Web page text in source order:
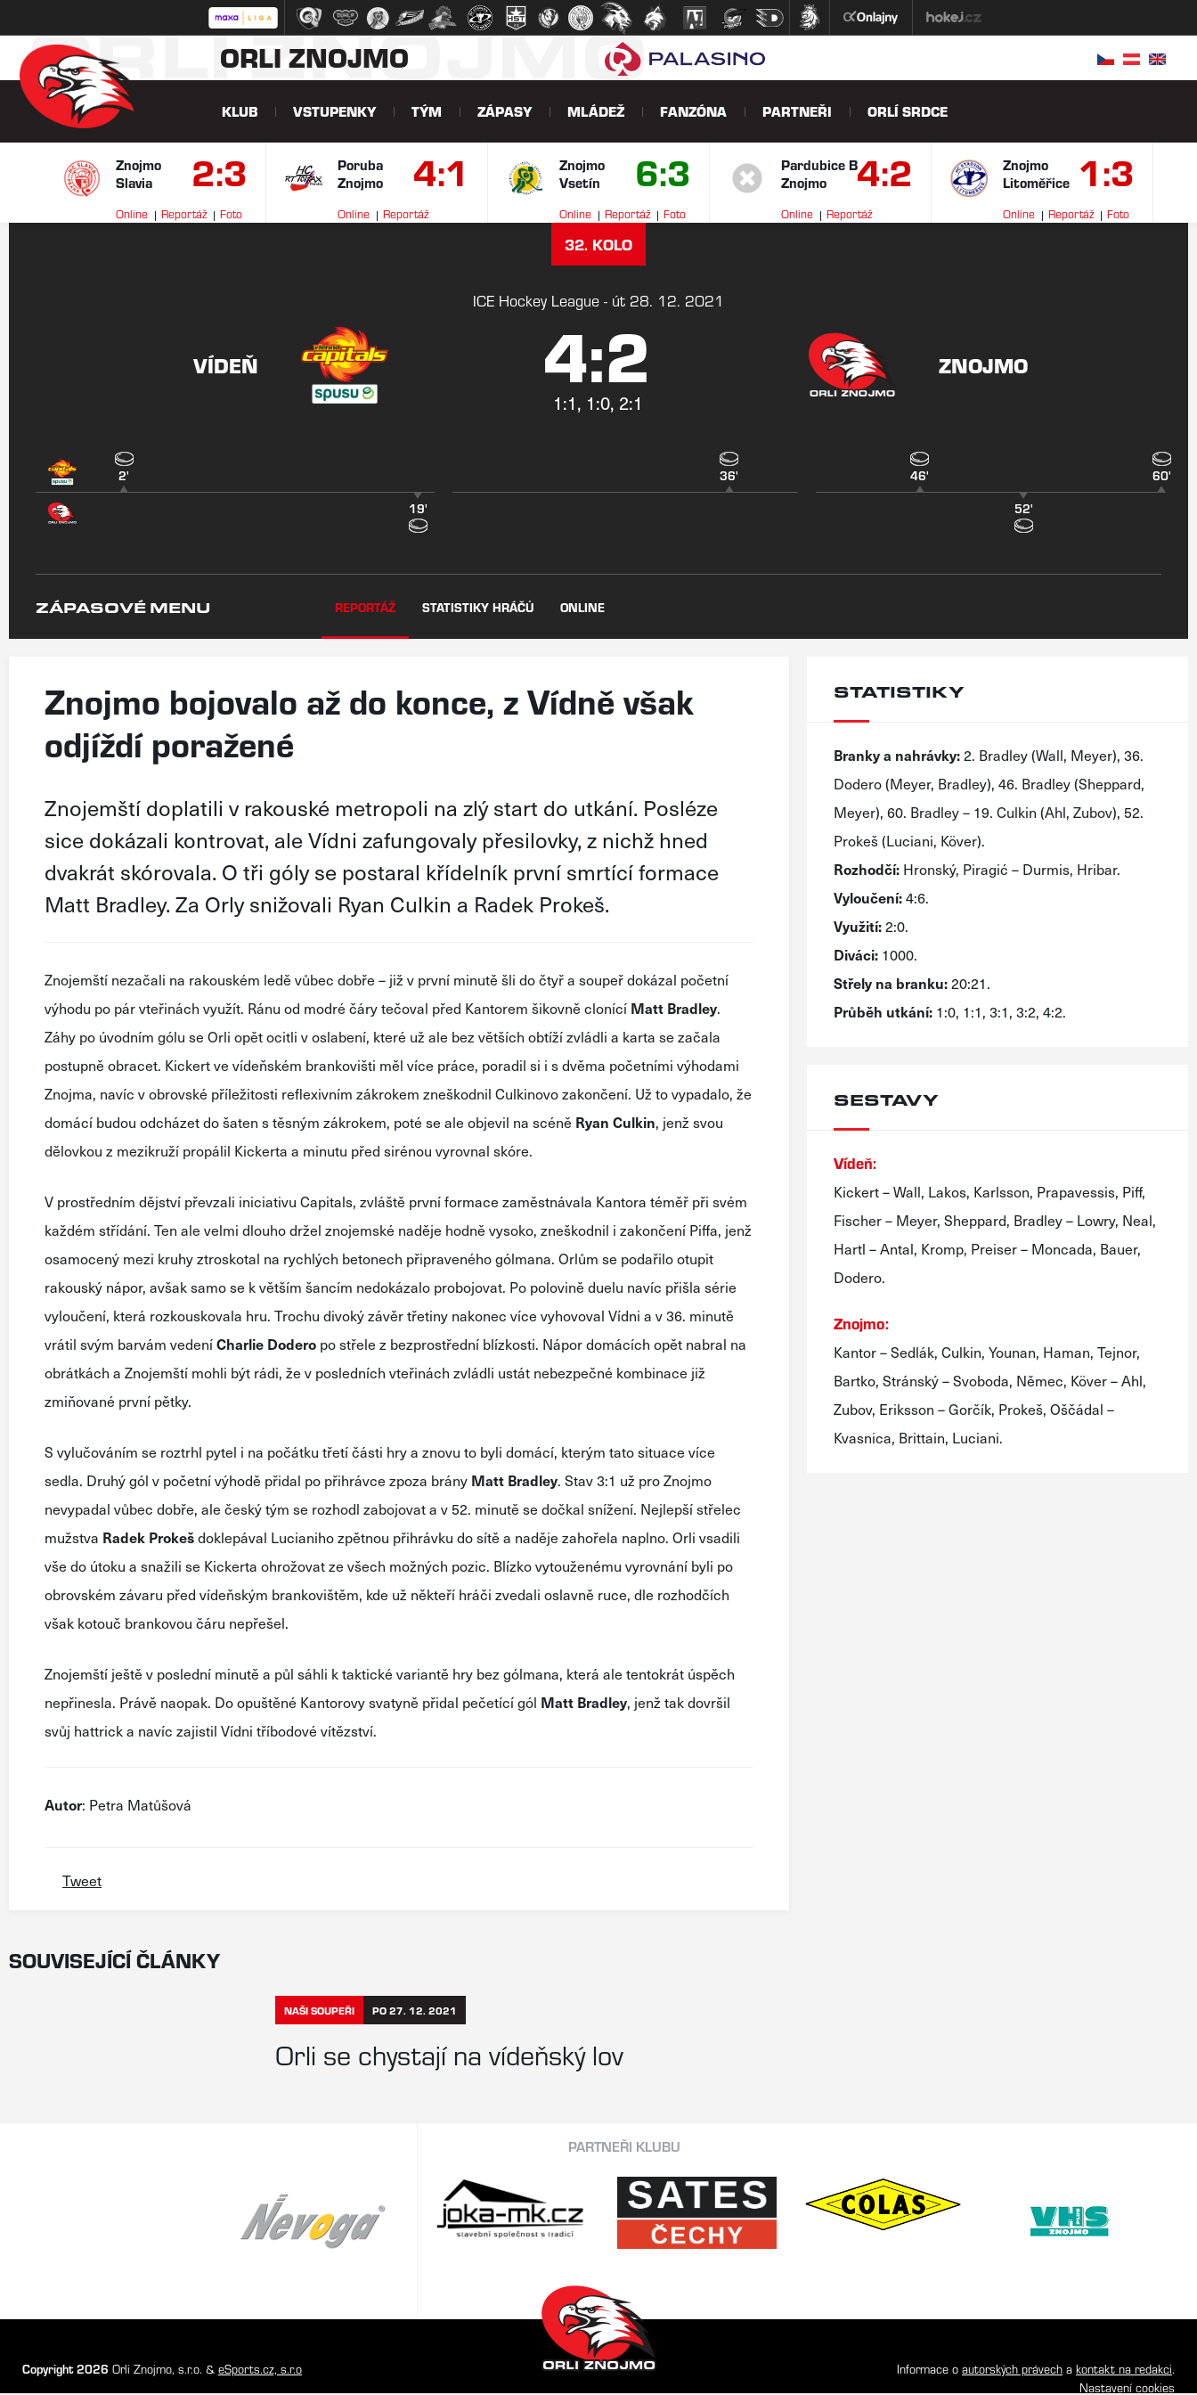
ORLI ZNOJMO
ORLI ZNOJMO
KLUB VSTUPENKY TÝM ZÁPASY MLÁDEŽ FANZÓNA PARTNEŘI ORLÍ SRDCE
Znojmo
Slavia
2:3
Online Reportáž Foto
Poruba
Znojmo
4:1
Online Reportáž
Znojmo
Vsetín
6:3
Online Reportáž Foto
Pardubice B
Znojmo
4:2
Online
Reportáž
Znojmo
Litoměřice 1:3
Online Reportáž Foto
32. KOLO
ICE Hockey League - út 28. 12. 2021
VÍDEŇ 4:2
1:1, 1:0, 2:1
ZNOJMO
2' 36' 46'
60'
19'
52'
ZÁPASOVÉ MENU REPORTÁŽ STATISTIKY HRÁČŮ ONLINE
Znojmo bojovalo až do konce, z Vídně však
odjíždí poražené
Znojemští doplatili v rakouské metropoli na zlý start do utkání. Posléze
sice dokázali kontrovat, ale Vídni zafungovaly přesilovky, z nichž hned
dvakrát skórovala. O tři góly se postaral křídelník první smrtící formace
Matt Bradley. Za Orly snižovali Ryan Culkin a Radek Prokeš.
Znojemští nezačali na rakouském ledě vůbec dobře – již v první minutě šli do čtyř a soupeř dokázal početní
výhodu po pár vteřinách využít. Ránu od modré čáry tečoval před Kantorem šikovně clonící Matt Bradley.
Záhy po úvodním gólu se Orli opět ocitli v oslabení, které už ale bez větších obtíží zvládli a karta se začala
postupně obracet. Kickert ve vídeňském brankovišti měl více práce, poradil si i s dvěma početními výhodami
Znojma, navíc v obrovské příležitosti reflexivním zákrokem zneškodnil Culkinovo zakončení. Už to vypadalo, že
domácí budou odcházet do šaten s těsným zákrokem, poté se ale objevil na scéně Ryan Culkin, jenž svou
dělovkou z mezikruží propálil Kickerta a minutu před sirénou vyrovnal skóre.
V prostředním dějství převzali iniciativu Capitals, zvláště první formace zaměstnávala Kantora téměř při svém
každém střídání. Ten ale velmi dlouho držel znojemské naděje hodně vysoko, zneškodnil i zakončení Piffa, jenž
osamocený mezi kruhy ztroskotal na rychlých betonech připraveného gólmana. Orlům se podařilo otupit
rakouský nápor, avšak samo se k větším šancím nedokázalo probojovat. Po polovině duelu navíc přišla série
vyloučení, která rozkouskovala hru. Trochu divoký závěr třetiny nakonec více vyhovoval Vídni a v 36. minutě
vrátil svým barvám vedeníCharlie Dodero po střele z bezprostřední blízkosti. Nápor domácích opět nabral na
obrátkách a Znojemští mohli být rádi, že v posledních vteřinách zvládli ustát nebezpečné kombinace již
zmiňované první pětky.
S vylučováním se roztrhl pytel i na počátku třetí části hry a znovu to byli domácí, kterým tato situace více
sedla. Druhý gól v početní výhodě přidal po přihrávce zpoza brány Matt Bradley. Stav 3:1 už pro Znojmo
nevypadal vůbec dobře, ale český tým se rozhodl zabojovat a v 52. minutě se dočkal snížení. Nejlepší střelec
mužstva Radek Prokešdoklepával Lucianiho zpětnou přihrávku do sítě a naděje zahořela naplno. Orli vsadili
vše do útoku a snažili se Kickerta ohrožovat ze všech možných pozic. Blízko vytouženému vyrovnání byli po
obrovském závaru před vídeňským brankovištěm, kde už někteří hráči zvedali oslavně ruce, dle rozhodčích
však kotouč brankovou čáru nepřešel.
Znojemští ještě v poslední minutě a půl sáhli k taktické variantě hry bez gólmana, která ale tentokrát úspěch
nepřinesla. Právě naopak. Do opuštěné Kantorovy svatyně přidal pečetící gól Matt Bradley, jenž tak dovršil
svůj hattrick a navíc zajistil Vídni tříbodové vítězství.
Autor: Petra Matůšová
Tweet
SOUVISEJÍCÍ ČLÁNKY
NAŠI SOUPEŘI PO 27. 12. 2021
Orli se chystají na vídeňský lov
STATISTIKY
Branky a nahrávky:2. Bradley (Wall, Meyer), 36.
Dodero (Meyer, Bradley), 46. Bradley (Sheppard,
Meyer), 60. Bradley – 19. Culkin (Ahl, Zubov), 52.
Prokeš (Luciani, Köver).
Rozhodčí: Hronský, Piragić – Durmis, Hribar.
Vyloučení:4:6.
Využití:2:0.
Diváci: 1000.
Střely na branku:20:21.
Průběh utkání: 1:0, 1:1, 3:1, 3:2, 4:2.
SESTAVY
Vídeň:
Kickert – Wall, Lakos, Karlsson, Prapavessis, Piff,
Fischer – Meyer, Sheppard, Bradley – Lowry, Neal,
Hartl – Antal, Kromp, Preiser – Moncada, Bauer,
Dodero.
Znojmo:
Kantor – Sedlák, Culkin, Younan, Haman, Tejnor,
Bartko, Stránský – Svoboda, Němec, Köver – Ahl,
Zubov, Eriksson – Gorčík, Prokeš, Oščádal –
Kvasnica, Brittain, Luciani.
PARTNEŘI KLUBU
Copyright 2026 Orli Znojmo, s.r.o. & eSports.cz, s.r.o Informace o autorských právech a kontakt na redakci.
Nastavení cookies